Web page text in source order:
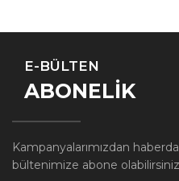
E-BÜLTEN
ABONELİK
Kampanyalarımızdan
bültenimize abone